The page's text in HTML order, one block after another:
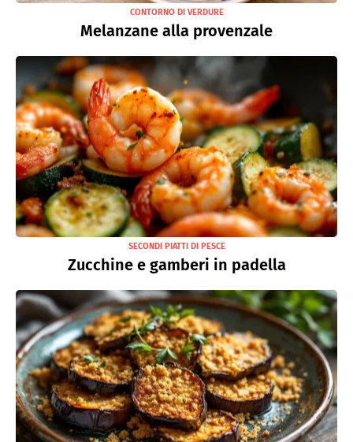
CONTORNO DI VERDURE
Melanzane alla provenzale
SECONDI PIATTI DI PESCE
Zucchine e gamberi in padella